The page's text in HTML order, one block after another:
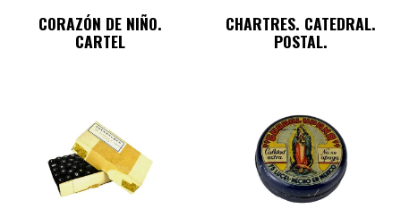
CORAZÓN DE NIÑO.
CARTEL
CHARTRES. CATEDRAL.
POSTAL.